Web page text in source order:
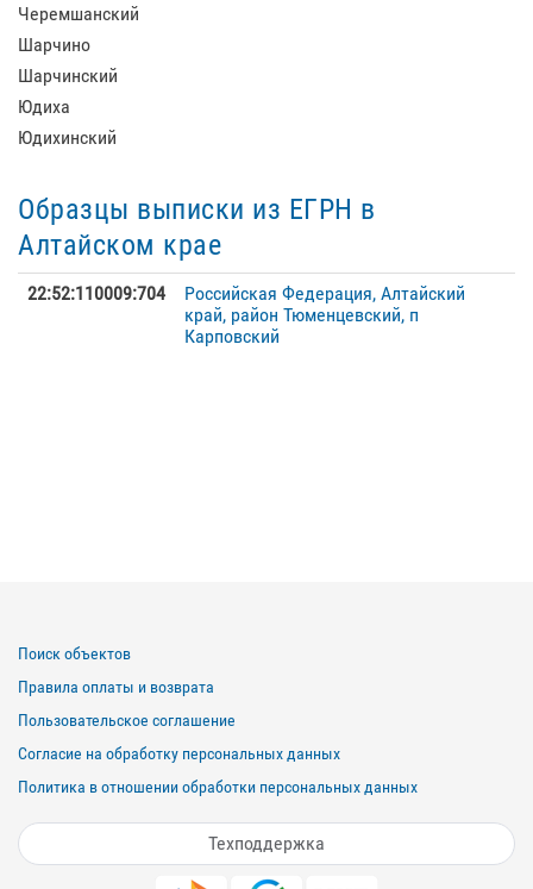
Черемшанский
Шарчино
Шарчинский
Юдиха
Юдихинский
Образцы выписки из ЕГРН в
Алтайском крае
22:52:110009:704
Российская Федерация, Алтайский
край, район Тюменцевский, п
Карповский
Поиск объектов
Правила оплаты и возврата
Пользовательское соглашение
Согласие на обработку персональных данных
Политика в отношении обработки персональных данных
Техподдержка